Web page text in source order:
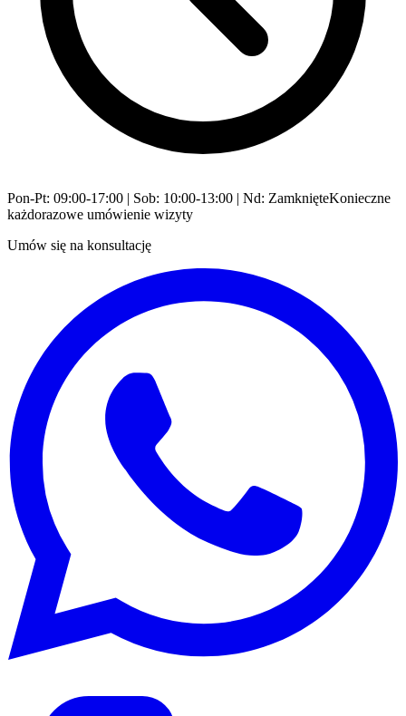
Pon-Pt: 09:00-17:00 | Sob: 10:00-13:00 | Nd: ZamknięteKonieczne
każdorazowe umówienie wizyty
Umów się na konsultację